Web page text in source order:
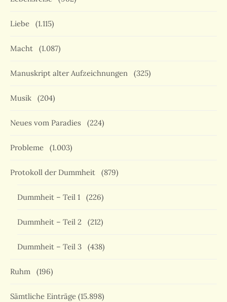
Liebe (1.115)
Macht (1.087)
Manuskript alter Aufzeichnungen (325)
Musik (204)
Neues vom Paradies (224)
Probleme (1.003)
Protokoll der Dummheit (879)
Dummheit – Teil 1 (226)
Dummheit – Teil 2 (212)
Dummheit – Teil 3 (438)
Ruhm (196)
Sämtliche Einträge (15.898)